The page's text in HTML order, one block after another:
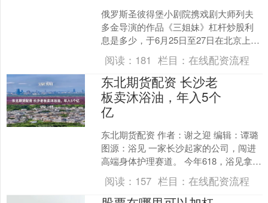
俄罗斯圣彼得堡小剧院携戏剧大师列夫
多金导演的作品《三姐妹》杠杆炒股利
息是多少，于6月25日至27日在北京上
演。此次演出是2026国家大剧院国际戏
剧季的一部分，也....
阅读： 181 栏目： 在线配资流程
东北期货配资 长沙老
板卖沐浴油，年入5个
亿
东北期货配资 作者：谢之迎 编辑：谭璐
图源：浴见 一家长沙起家的公司，闯进
高端身体护理赛道。 今年618，浴见拿下
小红书身体护理类目商家排行榜第一，
天猫身体护....
阅读： 157 栏目： 在线配资流程